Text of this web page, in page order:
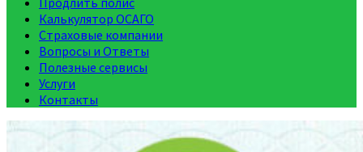
Калькулятор ОСАГО
Страховые компании
Вопросы и Ответы
Полезные сервисы
Услуги
Контакты